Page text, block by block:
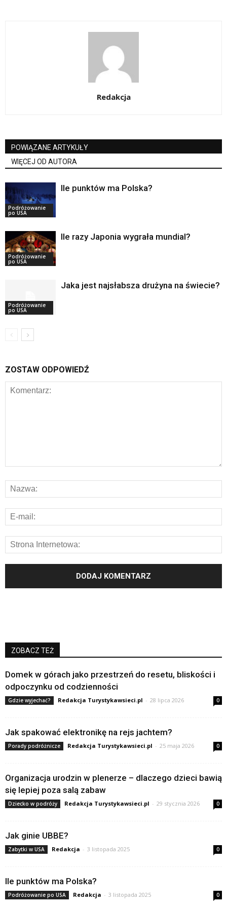
Redakcja
POWIĄZANE ARTYKUŁY
WIĘCEJ OD AUTORA
Podróżowanie
po USA
Ile punktów ma Polska?
Podróżowanie
po USA
Ile razy Japonia wygrała mundial?
Podróżowanie
po USA
Jaka jest najsłabsza drużyna na świecie?
ZOSTAW ODPOWIEDŹ
ZOBACZ TEŻ
Domek w górach jako przestrzeń do resetu, bliskości i
odpoczynku od codzienności
Gdzie wyjechać? Redakcja Turystykawsieci.pl - 28 lipca 2026 0
Jak spakować elektronikę na rejs jachtem?
Porady podróżnicze Redakcja Turystykawsieci.pl - 25 maja 2026 0
Organizacja urodzin w plenerze – dlaczego dzieci bawią
się lepiej poza salą zabaw
Dziecko w podróży Redakcja Turystykawsieci.pl - 29 stycznia 2026 0
Jak ginie UBBE?
Zabytki w USA Redakcja - 3 listopada 2025 0
Ile punktów ma Polska?
Podróżowanie po USA Redakcja - 3 listopada 2025 0